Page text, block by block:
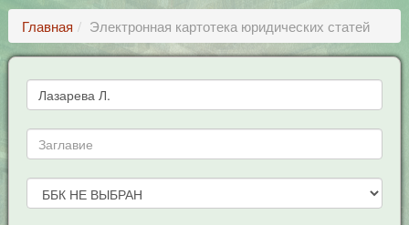
Главная Электронная картотека юридических статей